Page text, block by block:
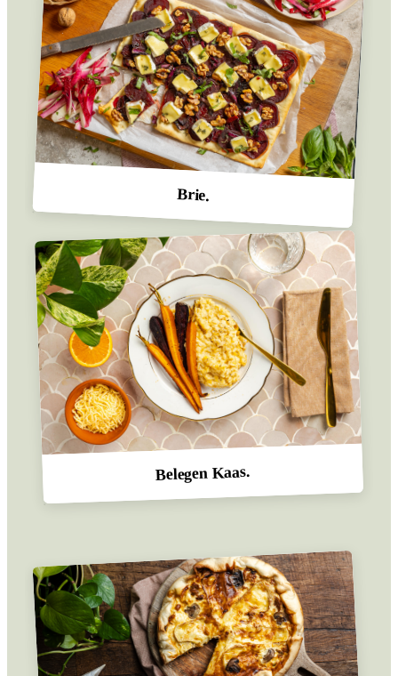
Brie.
Belegen Kaas.